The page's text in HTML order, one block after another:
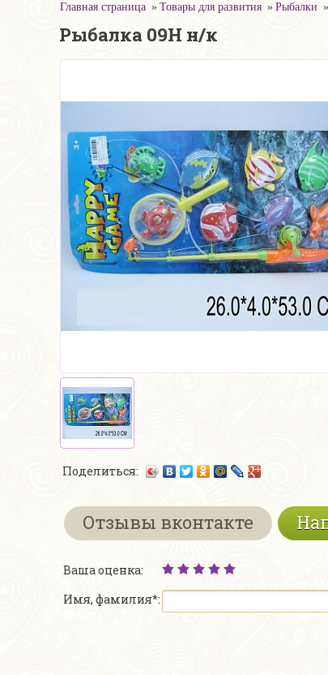
Главная страница Товары для развития Рыбалки
Рыбалка 09Н н/к
Поделиться:
Отзывы вконтакте
Ваша оценка:
Имя, фамилия*: